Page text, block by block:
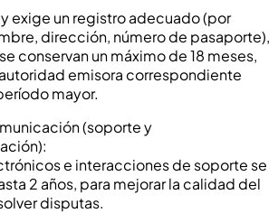
exige un registro adecuado (por
dirección, número de pasaporte),
conservan un máximo de 18 meses,
emisora correspondiente
mayor.
(soporte y
e interacciones de soporte se
2 años, para mejorar la calidad del
disputas.